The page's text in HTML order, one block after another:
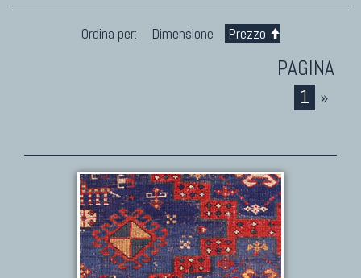
Ordina per: Dimensione Prezzo
1 »